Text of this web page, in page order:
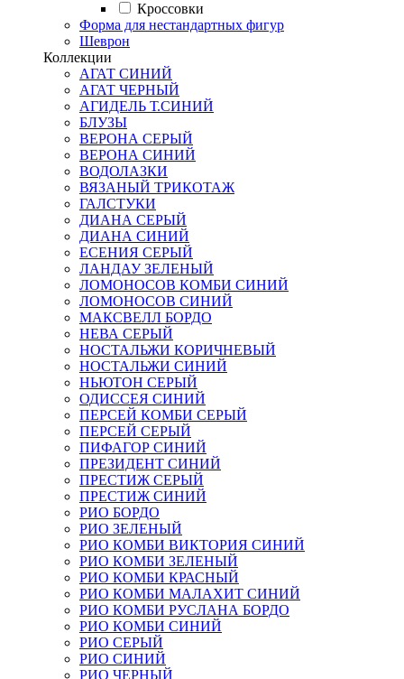
Кроссовки
Форма для нестандартных фигур
Шеврон
Коллекции
АГАТ СИНИЙ
АГАТ ЧЕРНЫЙ
АГИДЕЛЬ Т.СИНИЙ
БЛУЗЫ
ВЕРОНА СЕРЫЙ
ВЕРОНА СИНИЙ
ВОДОЛАЗКИ
ВЯЗАНЫЙ ТРИКОТАЖ
ГАЛСТУКИ
ДИАНА СЕРЫЙ
ДИАНА СИНИЙ
ЕСЕНИЯ СЕРЫЙ
ЛАНДАУ ЗЕЛЕНЫЙ
ЛОМОНОСОВ КОМБИ СИНИЙ
ЛОМОНОСОВ СИНИЙ
МАКСВЕЛЛ БОРДО
НЕВА СЕРЫЙ
НОСТАЛЬЖИ КОРИЧНЕВЫЙ
НОСТАЛЬЖИ СИНИЙ
НЬЮТОН СЕРЫЙ
ОДИССЕЯ СИНИЙ
ПЕРСЕЙ КОМБИ СЕРЫЙ
ПЕРСЕЙ СЕРЫЙ
ПИФАГОР СИНИЙ
ПРЕЗИДЕНТ СИНИЙ
ПРЕСТИЖ СЕРЫЙ
ПРЕСТИЖ СИНИЙ
РИО БОРДО
РИО ЗЕЛЕНЫЙ
РИО КОМБИ ВИКТОРИЯ СИНИЙ
РИО КОМБИ ЗЕЛЕНЫЙ
РИО КОМБИ КРАСНЫЙ
РИО КОМБИ МАЛАХИТ СИНИЙ
РИО КОМБИ РУСЛАНА БОРДО
РИО КОМБИ СИНИЙ
РИО СЕРЫЙ
РИО СИНИЙ
РИО ЧЕРНЫЙ